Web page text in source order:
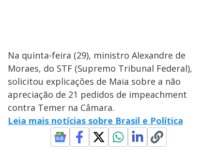
Na quinta-feira (29), ministro Alexandre de
Moraes, do STF (Supremo Tribunal Federal),
solicitou explicações de Maia sobre a não
apreciação de 21 pedidos de impeachment
contra Temer na Câmara.
Leia mais notícias sobre Brasil e Política